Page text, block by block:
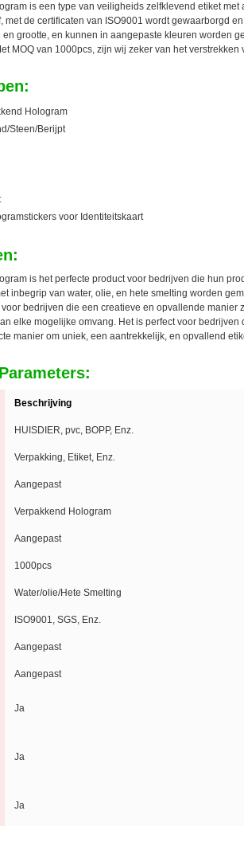
is een type van veiligheids zelfklevend etiket
met de certificaten van ISO9001 wordt gewaarborgd
grootte, en kunnen in aangepaste kleuren worden
MOQ van 1000pcs, zijn wij zeker van het
Hologram
Steen/Berijpt
voor Identiteitskaart
is het perfecte product voor bedrijven die hun
inbegrip van water, olie, en hete smelting worden
bedrijven die een creatieve en opvallende
elke mogelijke omvang. Het is perfect voor
manier om uniek, een aantrekkelijk, en opvallend
Beschrijving
HUISDIER, pvc, BOPP, Enz.
Verpakking, Etiket, Enz.
Aangepast
Verpakkend Hologram
Aangepast
1000pcs
Water/olie/Hete Smelting
ISO9001, SGS, Enz.
Aangepast
Aangepast
Ja
Ja
Ja